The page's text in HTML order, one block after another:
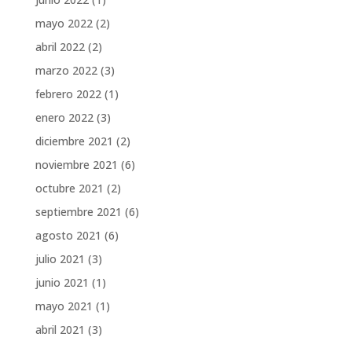
mayo 2022(2)
abril 2022(2)
marzo 2022(3)
febrero 2022(1)
enero 2022(3)
diciembre 2021 (2)
noviembre 2021 (6)
octubre 2021 (2)
septiembre 2021 (6)
agosto 2021 (6)
julio 2021 (3)
junio 2021 (1)
mayo 2021 (1)
abril 2021 (3)